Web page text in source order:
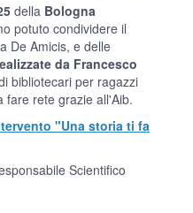
della Bologna
potuto condividere il
De Amicis, e delle
da Francesco
bibliotecari per ragazzi
fare rete grazie all'Aib.
"Una storia ti fa
Scientifico